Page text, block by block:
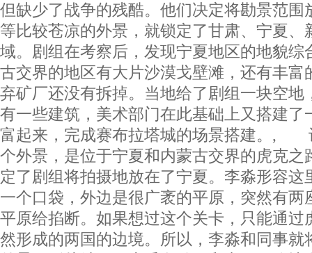
但缺少了战争的残酷。他们决定将勘景范围
等比较苍凉的外景，就锁定了甘肃、宁夏、
域。剧组在考察后，发现宁夏地区的地貌综
古交界的地区有大片沙漠戈壁滩，还有丰富
弃矿厂还没有拆掉。当地给了剧组一块空地
有一些建筑，美术部门在此基础上又搭建了
富起来，完成赛布拉塔城的场景搭建。,
个外景，是位于宁夏和内蒙古交界的虎克之
定了剧组将拍摄地放在了宁夏。李淼形容这
一个口袋，外边是很广袤的平原，突然有两
平原给掐断。如果想过这个关卡，只能通过
然形成的两国的边境。所以，李淼和同事就